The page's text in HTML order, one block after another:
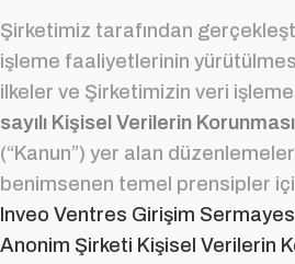
Şirketimiz tarafından
işleme faaliyetlerinin
ilkeler ve Şirketimizin veri
sayılı Kişisel Verilerin
(“Kanun”) yer alan
benimsenen temel prensipler
Inveo Ventres Girişim Sermayesi
Anonim Şirketi Kişisel Verilerin